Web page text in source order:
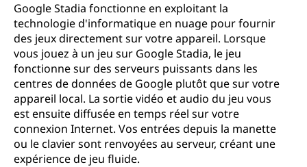
Google Stadia fonctionne en exploitant la
technologie d'informatique en nuage pour fournir
des jeux directement sur votre appareil. Lorsque
vous jouez à un jeu sur Google Stadia, le jeu
fonctionne sur des serveurs puissants dans les
centres de données de Google plutôt que sur votre
appareil local. La sortie vidéo et audio du jeu vous
est ensuite diffusée en temps réel sur votre
connexion Internet. Vos entrées depuis la manette
ou le clavier sont renvoyées au serveur, créant une
expérience de jeu fluide.